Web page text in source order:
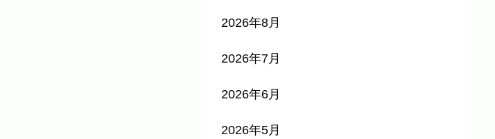
2026年8月
2026年7月
2026年6月
2026年5月